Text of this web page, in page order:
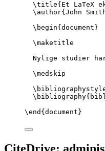
\title{Et LaTeX
\author{John
\begin{ document }
\maketitle
Nylige studier
\medskip
\bibliography
\end { document }